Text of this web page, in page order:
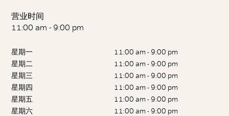
营业时间
11:00 am - 9:00 pm
星期一
11:00 am - 9:00 pm
星期二
11:00 am - 9:00 pm
星期三
11:00 am - 9:00 pm
星期四
11:00 am - 9:00 pm
星期五
11:00 am - 9:00 pm
星期六
11:00 am - 9:00 pm